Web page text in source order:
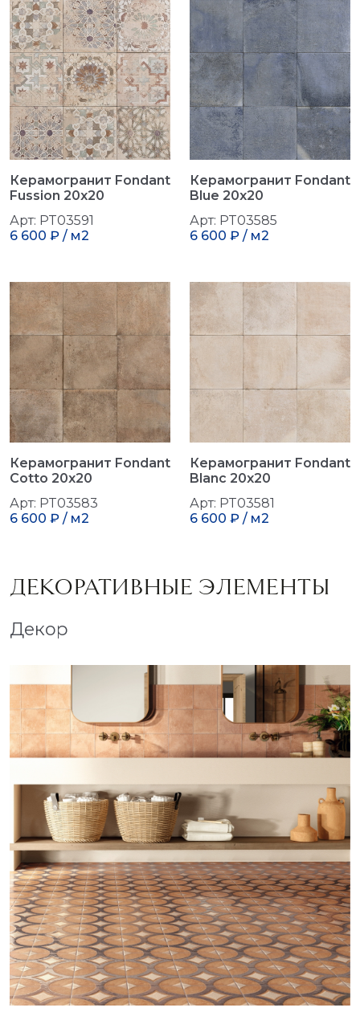
Керамогранит Fondant
Fussion 20x20
Арт: PT03591
6 600 ₽ / м2
Керамогранит Fondant
Blue 20x20
Арт: PT03585
6 600 ₽ / м2
Керамогранит Fondant
Cotto 20x20
Арт: PT03583
6 600 ₽ / м2
Керамогранит Fondant
Blanc 20x20
Арт: PT03581
6 600 ₽ / м2
ДЕКОРАТИВНЫЕ ЭЛЕМЕНТЫ
Декор